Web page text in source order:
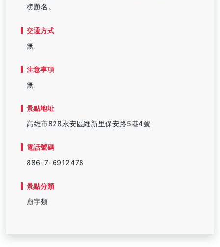
榜題名。
交通方式
無
注意事項
無
景點地址
高雄市828永安區維新里保安路5巷4號
電話號碼
886-7-6912478
景點分類
廟宇類